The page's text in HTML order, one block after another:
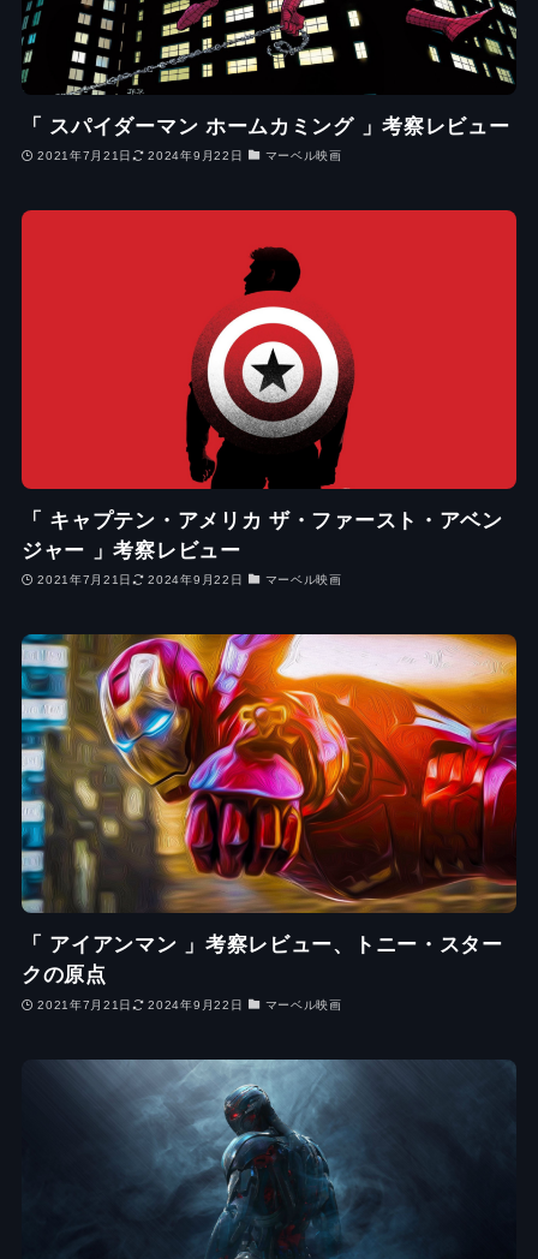
「 スパイダーマン ホームカミング 」考察レビュー
2021年7月21日 2024年9月22日 マーベル映画
「 キャプテン・アメリカ ザ・ファースト・アベン
ジャー 」考察レビュー
2021年7月21日 2024年9月22日 マーベル映画
「 アイアンマン 」考察レビュー、トニー・スター
クの原点
2021年7月21日 2024年9月22日 マーベル映画